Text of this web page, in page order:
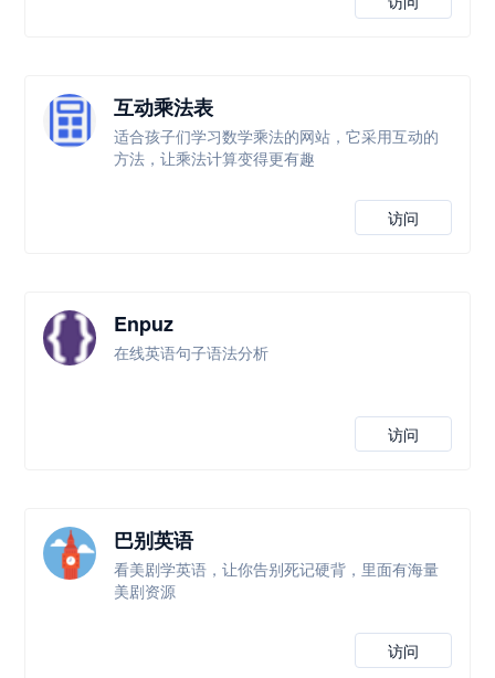
互动乘法表
适合孩子们学习数学乘法的网站，它采用互动的
方法，让乘法计算变得更有趣
访问
Enpuz
在线英语句子语法分析
访问
巴别英语
看美剧学英语，让你告别死记硬背，里面有海量
美剧资源
访问